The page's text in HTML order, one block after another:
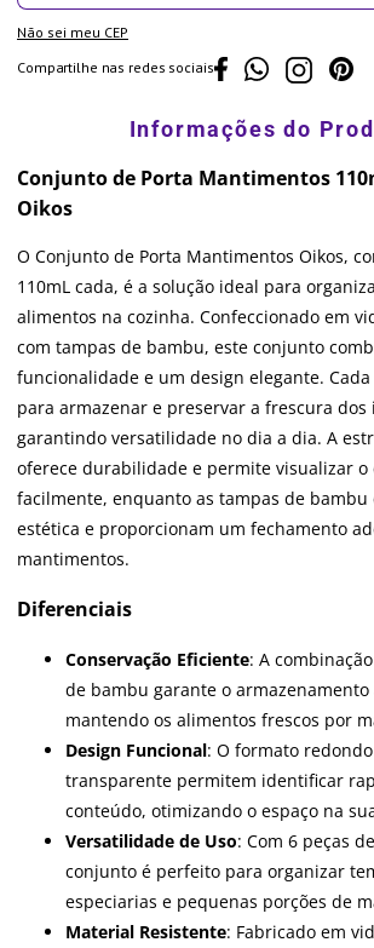
Não sei meu CEP
Compartilhe nas redes sociais
Conjunto de Porta Mantimentos
Oikos
O Conjunto de Porta Mantimentos Oikos,
110mL cada, é a solução ideal para
alimentos na cozinha. Confeccionado em
com tampas de bambu, este conjunto
funcionalidade e um design elegante.
para armazenar e preservar a frescura dos
garantindo versatilidade no dia a dia. A
oferece durabilidade e permite visualizar o
facilmente, enquanto as tampas de bambu
estética e proporcionam um fechamento
mantimentos.
Diferenciais
Conservação Eficiente: A
de bambu garante o armazenamento
mantendo os alimentos frescos por
Design Funcional: O formato
transparente permitem identificar
conteúdo, otimizando o espaço na
Versatilidade de Uso: Com 6 peças
conjunto é perfeito para organizar
especiarias e pequenas porções de
Material Resistente: Fabricado em